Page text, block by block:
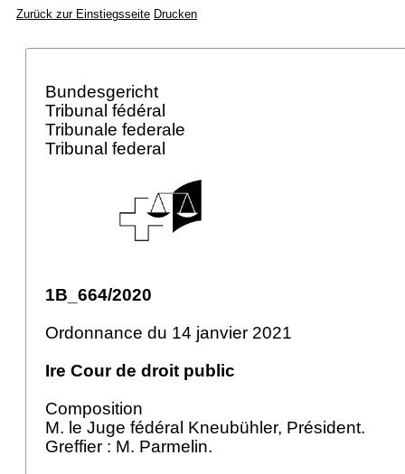
Zurück zur Einstiegsseite Drucken
Bundesgericht
Tribunal fédéral
Tribunale federale
Tribunal federal
1B_664/2020
Ordonnance du 14 janvier 2021
Ire Cour de droit public
Composition
M. le Juge fédéral Kneubühler, Président.
Greffier : M. Parmelin.